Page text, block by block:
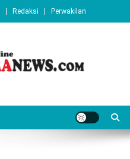
Redaksi Perwakilan